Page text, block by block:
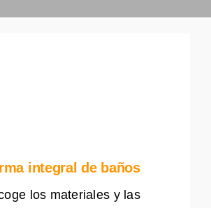
integral de baños
los materiales y las